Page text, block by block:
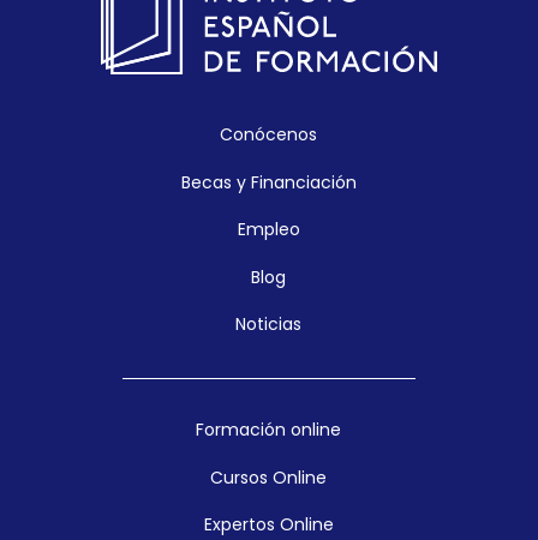
Conócenos
Becas y Financiación
Empleo
Blog
Noticias
Formación online
Cursos Online
Expertos Online